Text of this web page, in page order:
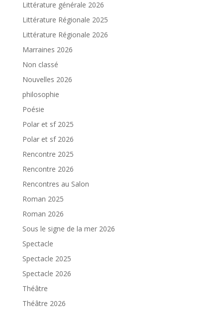
Littérature générale 2026
Littérature Régionale 2025
Littérature Régionale 2026
Marraines 2026
Non classé
Nouvelles 2026
philosophie
Poésie
Polar et sf 2025
Polar et sf 2026
Rencontre 2025
Rencontre 2026
Rencontres au Salon
Roman 2025
Roman 2026
Sous le signe de la mer 2026
Spectacle
Spectacle 2025
Spectacle 2026
Théâtre
Théâtre 2026